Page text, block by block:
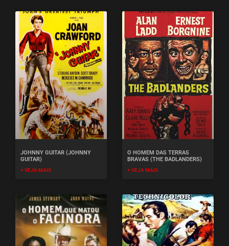
JOHNNY GUITAR (JOHNNY
GUITAR)
+ VEJA MAIS
O HOMEM DAS TERRAS
BRAVAS (THE BADLANDERS)
+ VEJA MAIS